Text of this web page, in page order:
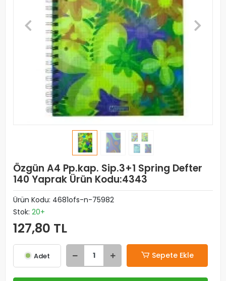
Özgün A4 Pp.kap. Sip.3+1 Spring Defter
140 Yaprak Ürün Kodu:4343
Ürün Kodu: 4681ofs-n-75982
Stok: 20+
127,80 TL
Adet Sepete Ekle